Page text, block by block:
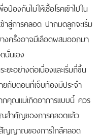
องกันไม่ให้เชื้อโรคเข้าไปใน
ข้าสู่การคลอด ปากมดลูกจะเริ่ม
งครั้งอาจมีเลือดผสมออกมา
นเอง
ยะอย่างต่อเนื่องและเริ่มถี่ขึ้น
กับตอนที่เจ็บท้องมีประจำ
กคุณแม่เกิดอาการแบบนี้ ควร
ณสำคัญของการคลอดแล้ว
ญญาณของการใกล้คลอด